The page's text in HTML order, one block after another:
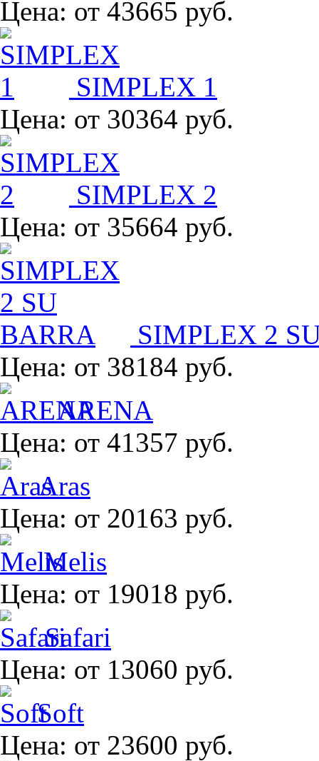
Цена: от 43665 руб.
SIMPLEX 1
Цена: от 30364 руб.
SIMPLEX 2
Цена: от 35664 руб.
SIMPLEX 2
Цена: от 38184 руб.
ARENA
Цена: от 41357 руб.
Aras
Цена: от 20163 руб.
Melis
Цена: от 19018 руб.
Safari
Цена: от 13060 руб.
Soft
Цена: от 23600 руб.